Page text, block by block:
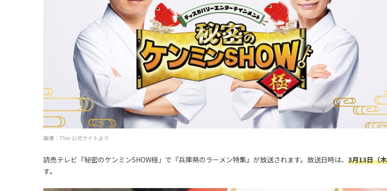
画像：TVer 公式サイトより
読売テレビ『秘密のケンミンSHOW極」で『兵庫県のラーメン特集』が放送されます。放送日時は、 3月13日（
す。